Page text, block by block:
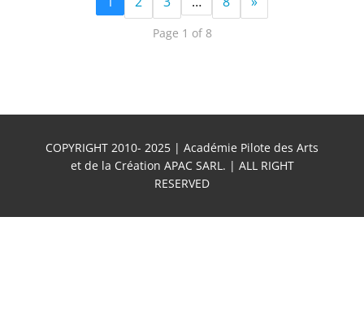
Page 1 of 8
COPYRIGHT 2010- 2025 | Académie Pilote des Arts
et de la Création APAC SARL. | ALL RIGHT
RESERVED